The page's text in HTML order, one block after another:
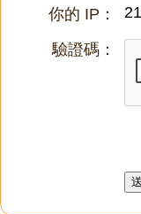
你的 IP：
驗證碼：